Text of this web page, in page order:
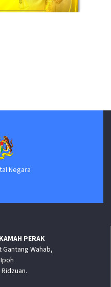
Negara
PERAK
Gantang Wahab,